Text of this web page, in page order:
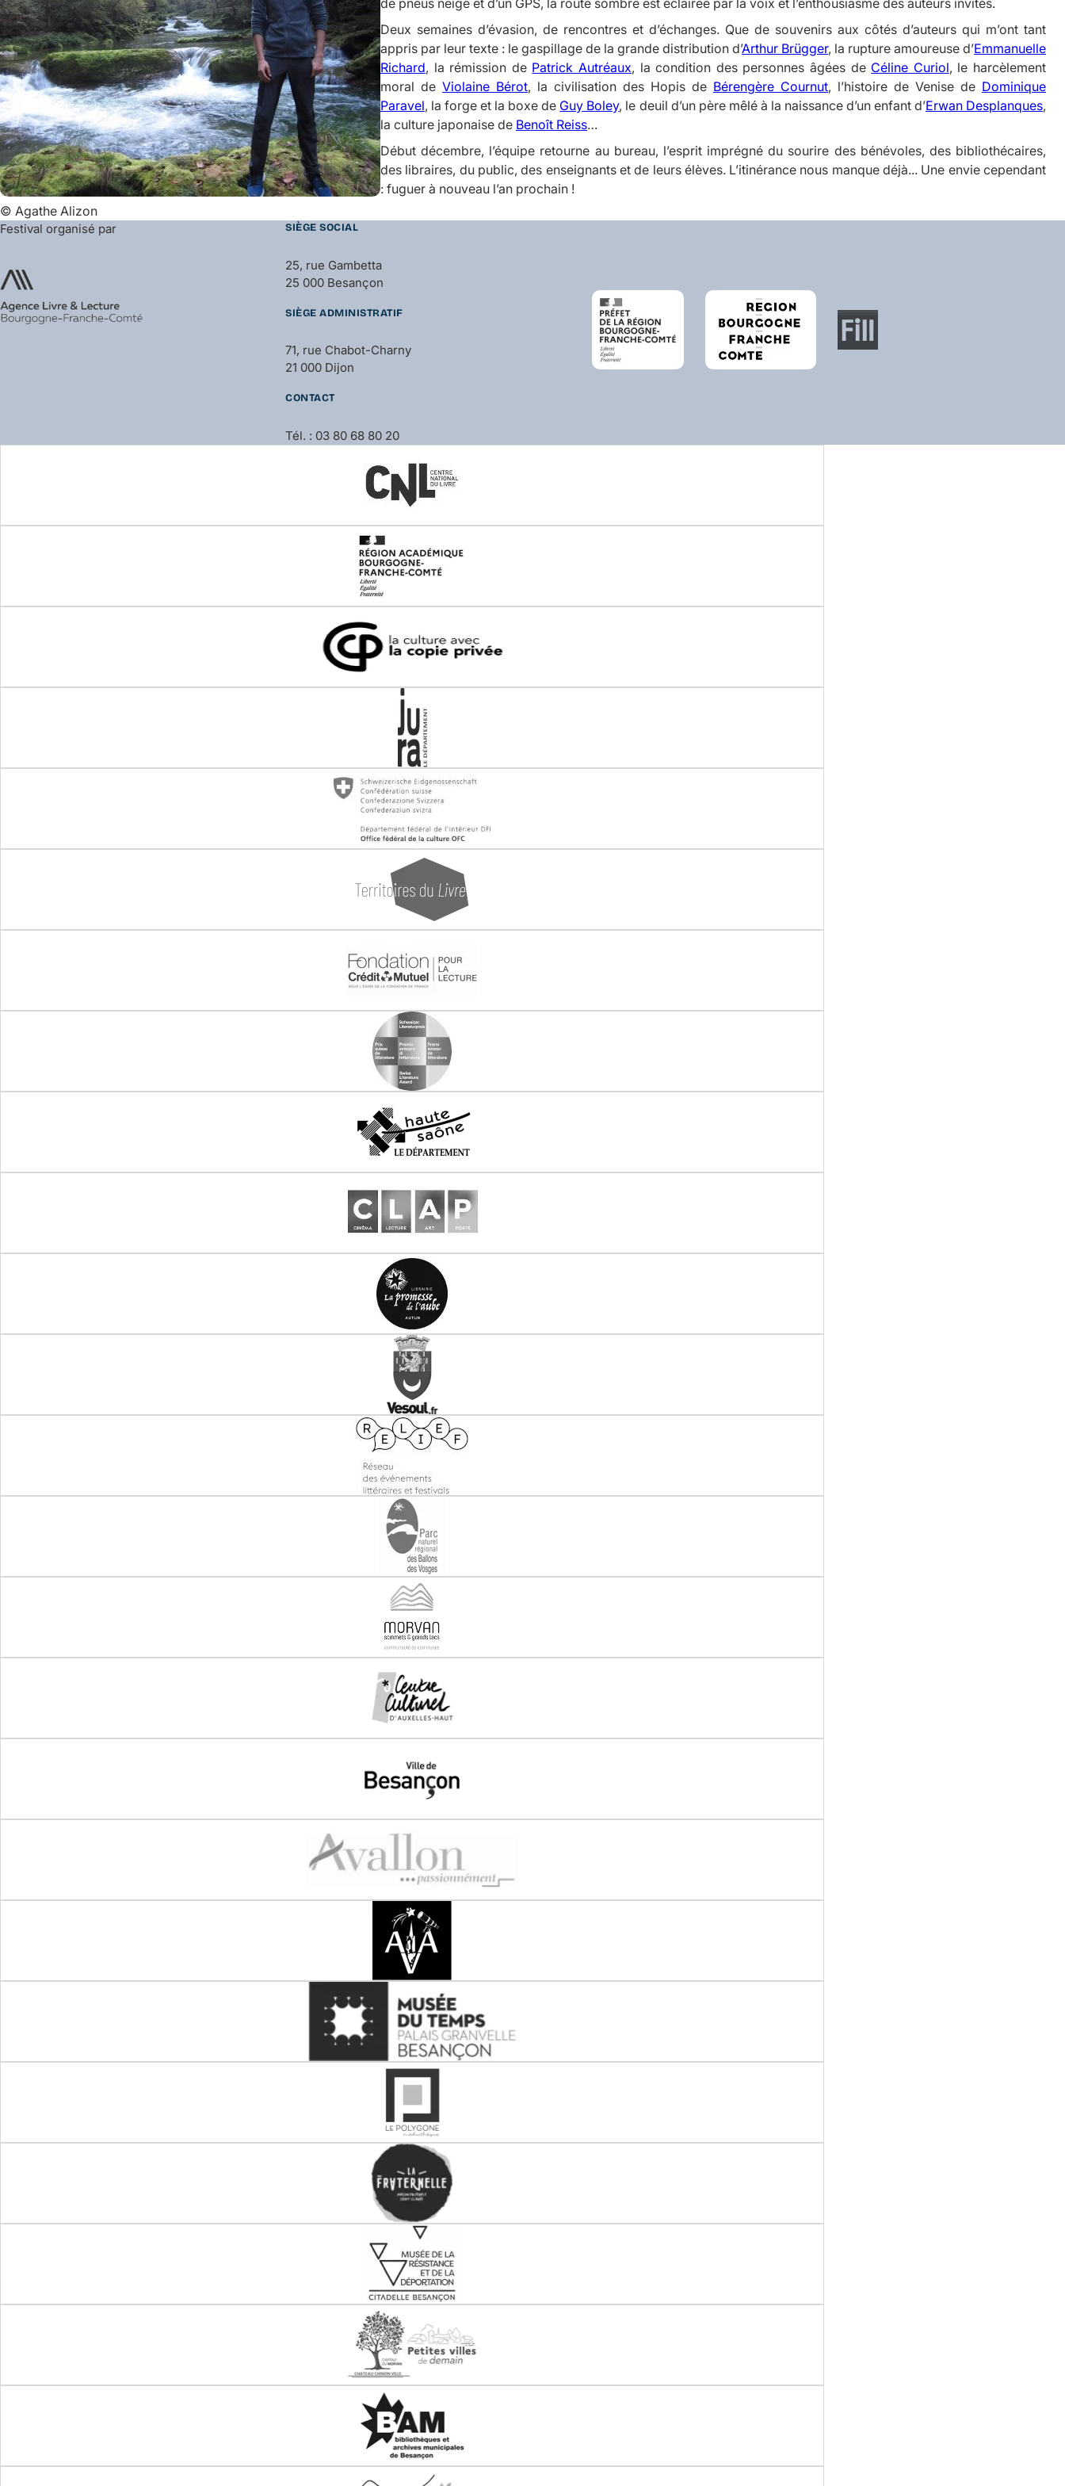
© Agathe Alizon
Deux semaines d’évasion, de rencontres et d’échanges. Que de souvenirs aux côtés d’auteurs qui m’ont tant
appris par leur texte : le gaspillage de la grande distribution d’Arthur Brügger, la rupture amoureuse d’Emmanuelle
Richard, la rémission de Patrick Autréaux, la condition des personnes âgées de Céline Curiol, le harcèlement
moral de Violaine Bérot, la civilisation des Hopis de Bérengère Cournut, l’histoire de Venise de Dominique
Paravel, la forge et la boxe de Guy Boley, le deuil d’un père mêlé à la naissance d’un enfant d’Erwan Desplanques,
la culture japonaise de Benoît Reiss…
Début décembre, l’équipe retourne au bureau, l’esprit imprégné du sourire des bénévoles, des bibliothécaires,
des libraires, du public, des enseignants et de leurs élèves. L’itinérance nous manque déjà... Une envie cependant
: fuguer à nouveau l’an prochain !
Festival organisé par SIÈGE SOCIAL
25, rue Gambetta
25 000 Besançon
SIÈGE ADMINISTRATIF
71, rue Chabot-Charny
21 000 Dijon
CONTACT
Tél. : 03 80 68 80 20